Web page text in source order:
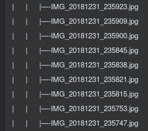
| | |—-IMG_20181231_235923.jpg
| | |—-IMG_20181231_235909.jpg
| | |—-IMG_20181231_235900.jpg
| | |—-IMG_20181231_235845.jpg
| | |—-IMG_20181231_235838.jpg
| | |—-IMG_20181231_235821.jpg
| | |—-IMG_20181231_235815.jpg
| | |—-IMG_20181231_235753.jpg
| | |—-IMG_20181231_235747.jpg